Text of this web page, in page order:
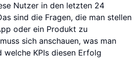
Nutzer in den letzten 24
sind die Fragen, die man stellen
oder ein Produkt zu
sich anschauen, was man
welche KPIs diesen Erfolg